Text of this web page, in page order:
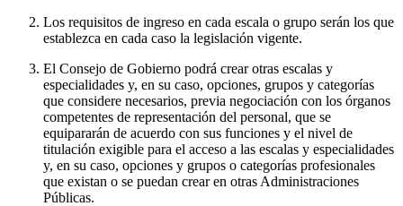
Los requisitos de ingreso en cada escala o grupo serán los que
establezca en cada caso la legislación vigente.
El Consejo de Gobierno podrá crear otras escalas y
especialidades y, en su caso, opciones, grupos y categorías
que considere necesarios, previa negociación con los órganos
competentes de representación del personal, que se
equipararán de acuerdo con sus funciones y el nivel de
titulación exigible para el acceso a las escalas y especialidades
y, en su caso, opciones y grupos o categorías profesionales
que existan o se puedan crear en otras Administraciones
Públicas.